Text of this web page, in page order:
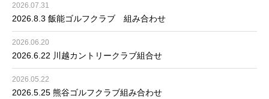
2026.07.31
2026.8.3 飯能ゴルフクラブ 組み合わせ
2026.06.20
2026.6.22 川越カントリークラブ組合せ
2026.05.22
2026.5.25 熊谷ゴルフクラブ組み合わせ